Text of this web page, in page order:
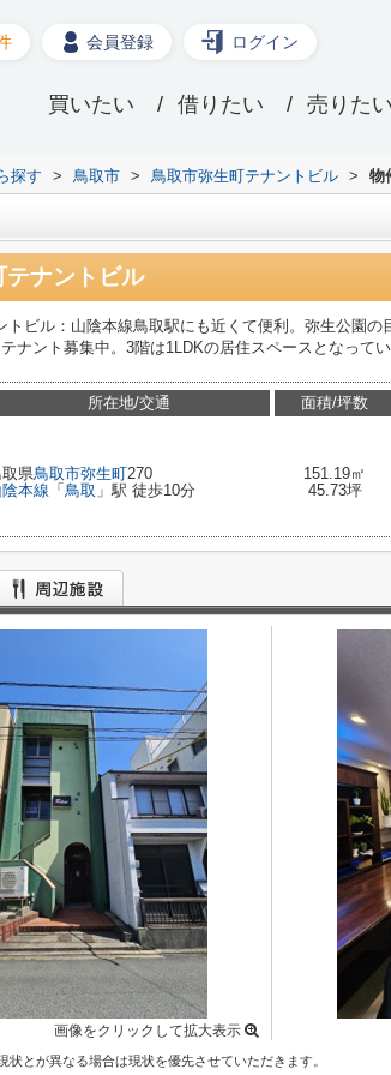
会員登録 ログイン
買いたい 借りたい 売りた
探す > 鳥取市 > 鳥取市弥生町テナントビル > 物
テナントビル
トビル：山陰本線鳥取駅にも近くて便利。弥生公園
ナント募集中。3階は1LDKの居住スペースとなって
所在地/交通
県鳥取市弥生町270
陰本線 「 鳥取 」駅 徒歩10分
面積/坪数
151.19㎡
45.73坪
画像をクリックして拡大表示
とが異なる場合は現状を優先させていただきます。